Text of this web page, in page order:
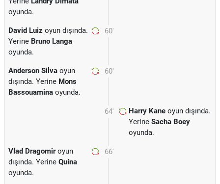
oyunda.
60'
David Luiz oyun dışında.
Yerine Bruno Langa
oyunda.
60'
Anderson Silva oyun
dışında. Yerine Mons
Bassouamina oyunda.
64' Harry Kane oyun dışında.
Yerine Sacha Boey
oyunda.
66'
Vlad Dragomiroyun
dışında. Yerine Quina
oyunda.